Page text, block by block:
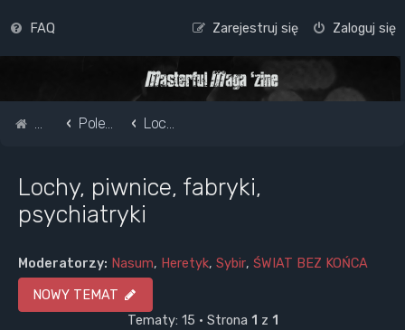
FAQ Zaloguj się
Zarejestruj się
Strona główna
Pole do popisu... Lochy, piwnice, fabryki, psychiatryki
Lochy, piwnice, fabryki,
psychiatryki
Moderatorzy: Nasum, Heretyk, Sybir, ŚWIAT BEZ KOŃCA
NOWY TEMAT
Tematy: 15 • Strona 1 z 1